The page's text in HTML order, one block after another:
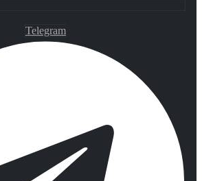
Telegram